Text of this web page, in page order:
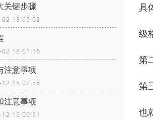
关键步骤
18:05:02
18:01:16
注意事项
15:02:58
注意事项
15:00:51
具
级
第
第
也